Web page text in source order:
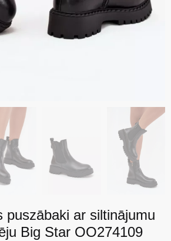
puszābaki ar siltinājumu
Big Star OO274109